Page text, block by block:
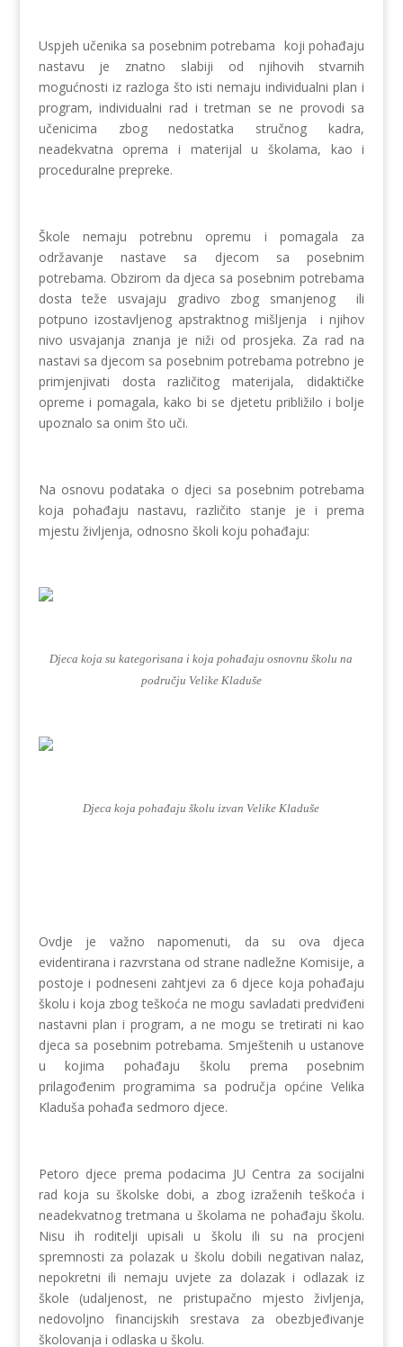
Uspjeh učenika sa posebnim potrebama koji pohađaju
nastavu je znatno slabiji od njihovih stvarnih
mogućnosti iz razloga što isti nemaju individualni plan i
program, individualni rad i tretman se ne provodi sa
učenicima zbog nedostatka stručnog kadra,
neadekvatna oprema i materijal u školama, kao i
proceduralne prepreke.
Škole nemaju potrebnu opremu i pomagala za
održavanje nastave sa djecom sa posebnim
potrebama. Obzirom da djeca sa posebnim potrebama
dosta teže usvajaju gradivo zbog smanjenog ili
potpuno izostavljenog apstraktnog mišljenja i njihov
nivo usvajanja znanja je niži od prosjeka. Za rad na
nastavi sa djecom sa posebnim potrebama potrebno je
primjenjivati dosta različitog materijala, didaktičke
opreme i pomagala, kako bi se djetetu približilo i bolje
upoznalo sa onim što uči.
Na osnovu podataka o djeci sa posebnim potrebama
koja pohađaju nastavu, različito stanje je i prema
mjestu življenja, odnosno školi koju pohađaju:
Djeca koja su kategorisana i koja pohađaju osnovnu školu na
području Velike Kladuše
Djeca koja pohađaju školu izvan Velike Kladuše
Ovdje je važno napomenuti, da su ova djeca
evidentirana i razvrstana od strane nadležne Komisije, a
postoje i podneseni zahtjevi za 6 djece koja pohađaju
školu i koja zbog teškoća ne mogu savladati predviđeni
nastavni plan i program, a ne mogu se tretirati ni kao
djeca sa posebnim potrebama. Smještenih u ustanove
u kojima pohađaju školu prema posebnim
prilagođenim programima sa područja općine Velika
Kladuša pohađa sedmoro djece.
Petoro djece prema podacima JU Centra za socijalni
rad koja su školske dobi, a zbog izraženih teškoća i
neadekvatnog tretmana u školama ne pohađaju školu.
Nisu ih roditelji upisali u školu ili su na procjeni
spremnosti za polazak u školu dobili negativan nalaz,
nepokretni ili nemaju uvjete za dolazak i odlazak iz
škole (udaljenost, ne pristupačno mjesto življenja,
nedovoljno financijskih srestava za obezbjeđivanje
školovanja i odlaska u školu.